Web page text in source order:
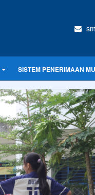
SISTEM PENERIMAAN